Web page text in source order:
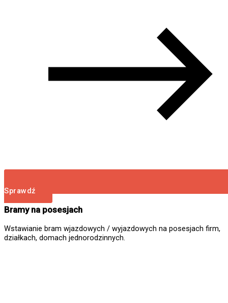
Sprawdź
Bramy na posesjach
Wstawianie bram wjazdowych / wyjazdowych na posesjach firm,
działkach, domach jednorodzinnych.